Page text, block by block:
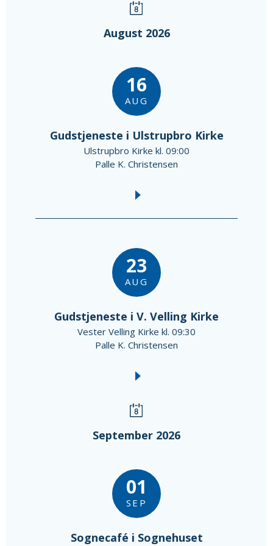
August 2026
16
AUG
Gudstjeneste i Ulstrupbro Kirke
Ulstrupbro Kirke kl. 09:00
Palle K. Christensen
23
AUG
Gudstjeneste i V. Velling Kirke
Vester Velling Kirke kl. 09:30
Palle K. Christensen
September 2026
01
SEP
Sognecafé i Sognehuset